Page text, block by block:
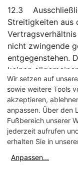
12.3
Streitigkeiten aus
nicht zwingende
entgegenstehen.
keinen
oder der
Klageerhebung
den Kunden am
Geschäftssitzes
12.4 Sollten
bleibt die
Wir setzen auf
sowie weitere Tools
akzeptieren,
anpassen. Über den
Fußbereich unserer
jederzeit aufrufen
erhalten Sie in
Anpassen...